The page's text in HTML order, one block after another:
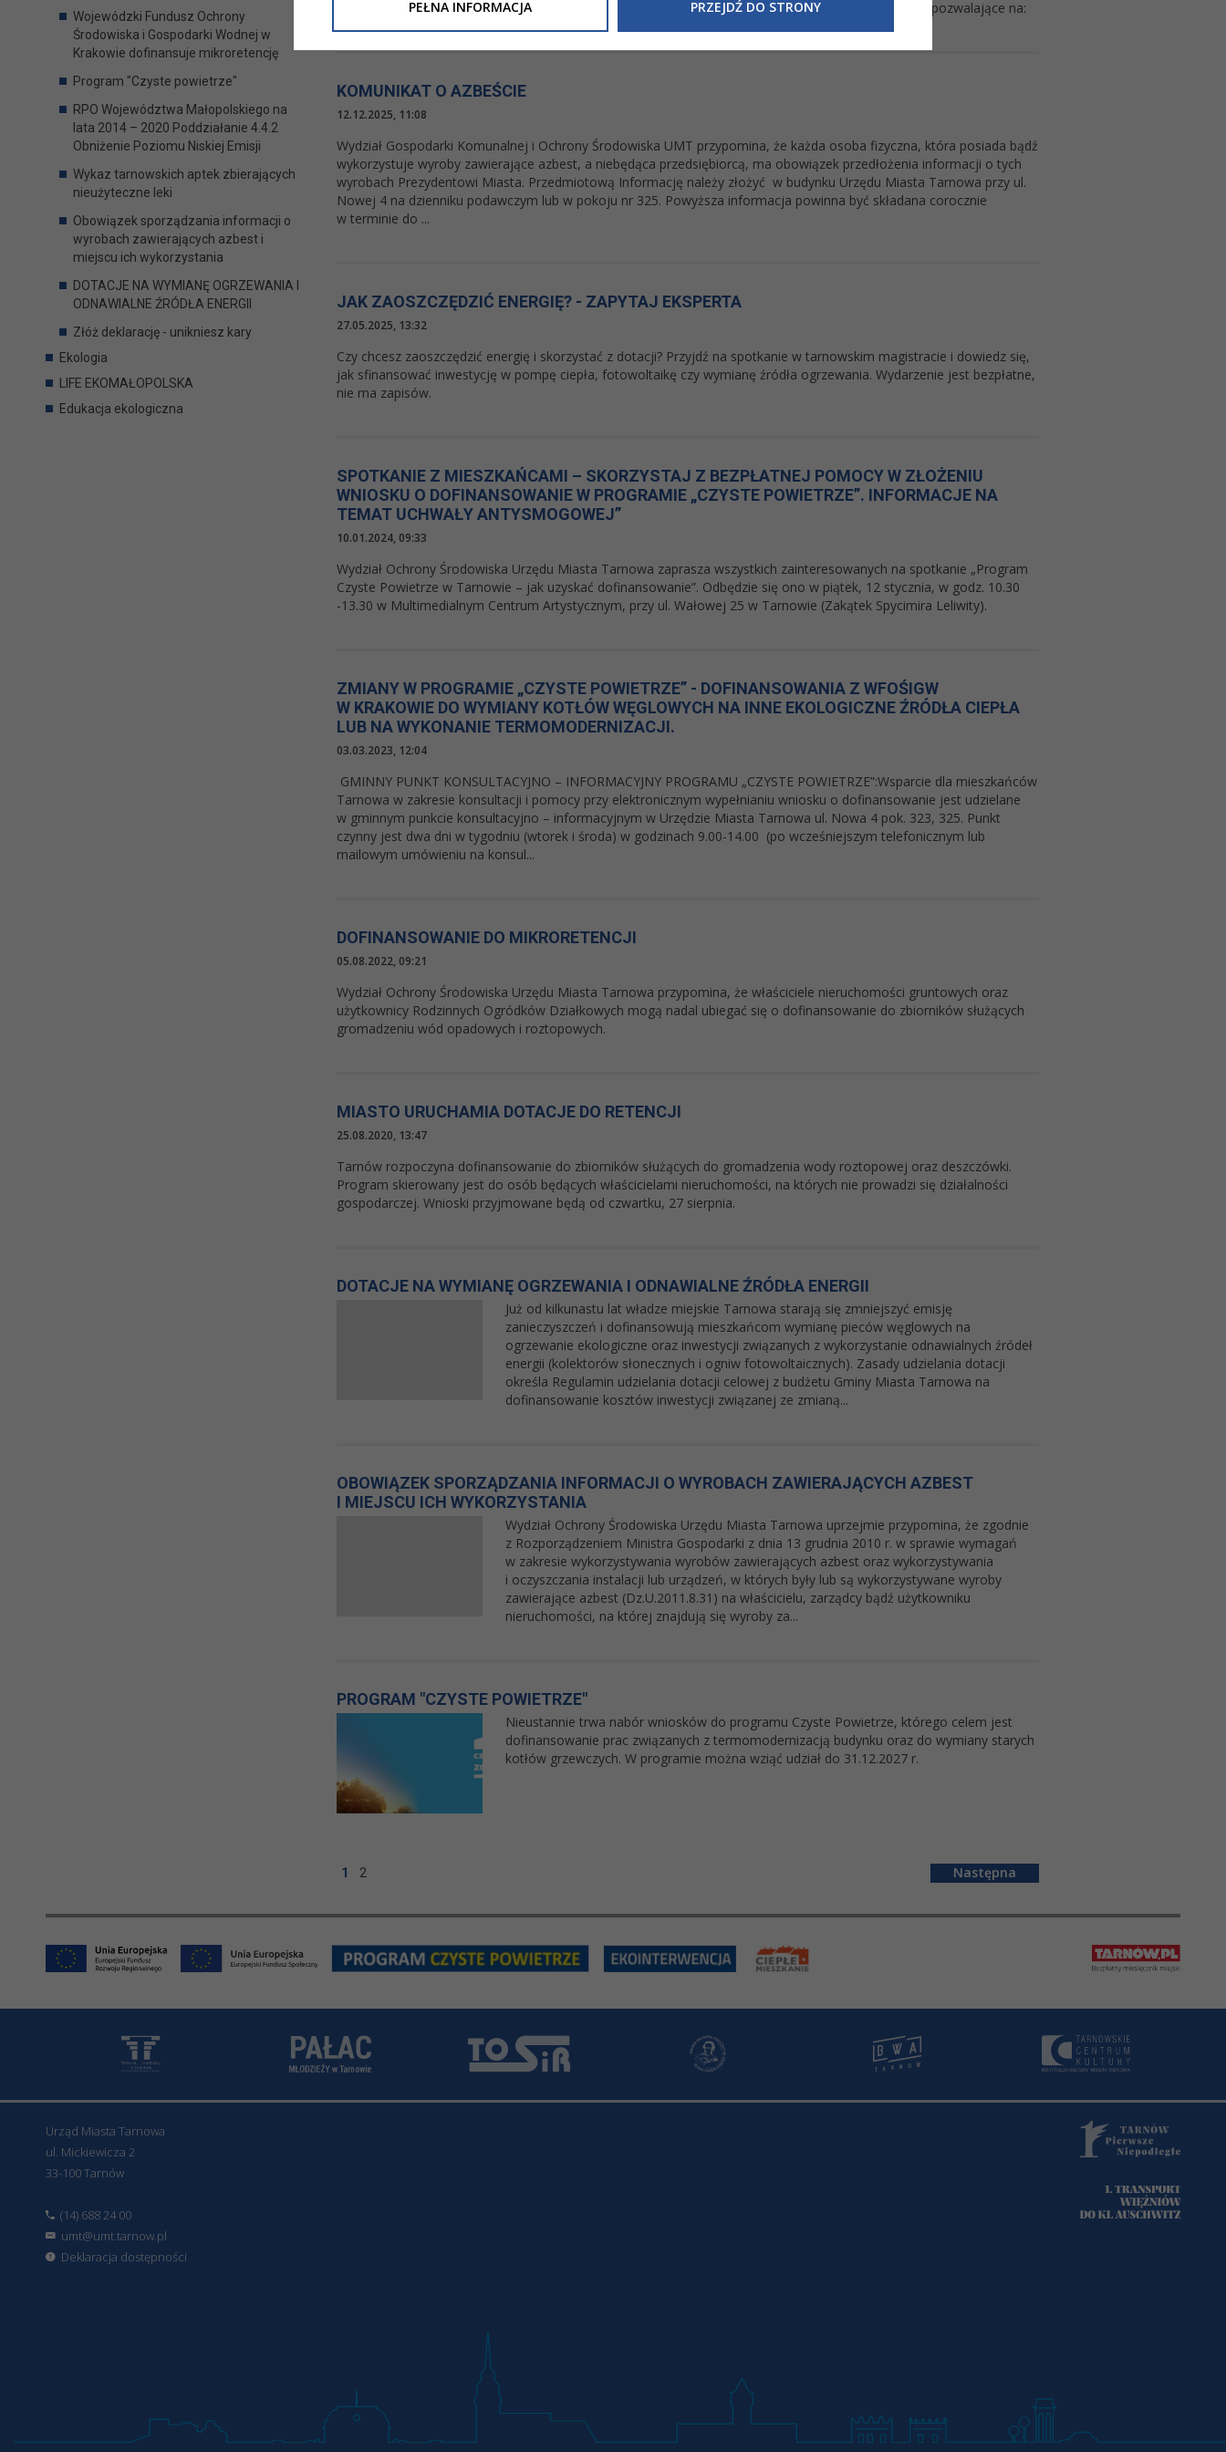
Wojewódzki Fundusz Ochrony
Środowiska i Gospodarki Wodnej w
Krakowie dofinansuje mikroretencję
Program "Czyste powietrze"
RPO Województwa Małopolskiego na
lata 2014 – 2020 Poddziałanie 4.4.2
Obniżenie Poziomu Niskiej Emisji
Wykaz tarnowskich aptek zbierających
nieużyteczne leki
Obowiązek sporządzania informacji o
wyrobach zawierających azbest i
miejscu ich wykorzystania
DOTACJE NA WYMIANĘ OGRZEWANIA I
ODNAWIALNE ŹRÓDŁA ENERGII
Złóż deklarację - unikniesz kary
Ekologia
LIFE EKOMAŁOPOLSKA
Edukacja ekologiczna
i wykorzystaniem wód opadowych. Dofinansowanie obejmuje działania pozwalające na:
KOMUNIKAT O AZBEŚCIE
12.12.2025, 11:08
Wydział Gospodarki Komunalnej i Ochrony Środowiska UMT przypomina, że każda osoba fizyczna, która posiada bądź
wykorzystuje wyroby zawierające azbest, a niebędąca przedsiębiorcą, ma obowiązek przedłożenia informacji o tych
wyrobach Prezydentowi Miasta. Przedmiotową Informację należy złożyć w budynku Urzędu Miasta Tarnowa przy ul.
Nowej 4 na dzienniku podawczym lub w pokoju nr 325. Powyższa informacja powinna być składana corocznie
w terminie do ...
JAK ZAOSZCZĘDZIĆ ENERGIĘ? - ZAPYTAJ EKSPERTA
27.05.2025, 13:32
Czy chcesz zaoszczędzić energię i skorzystać z dotacji? Przyjdź na spotkanie w tarnowskim magistracie i dowiedz się,
jak sfinansować inwestycję w pompę ciepła, fotowoltaikę czy wymianę źródła ogrzewania. Wydarzenie jest bezpłatne,
nie ma zapisów.
SPOTKANIE Z MIESZKAŃCAMI – SKORZYSTAJ Z BEZPŁATNEJ POMOCY W ZŁOŻENIU
WNIOSKU O DOFINANSOWANIE W PROGRAMIE „CZYSTE POWIETRZE”. INFORMACJE NA
TEMAT UCHWAŁY ANTYSMOGOWEJ”
10.01.2024, 09:33
Wydział Ochrony Środowiska Urzędu Miasta Tarnowa zaprasza wszystkich zainteresowanych na spotkanie „Program
Czyste Powietrze w Tarnowie – jak uzyskać dofinansowanie”. Odbędzie się ono w piątek, 12 stycznia, w godz. 10.30
-13.30 w Multimedialnym Centrum Artystycznym, przy ul. Wałowej 25 w Tarnowie (Zakątek Spycimira Leliwity).
ZMIANY W PROGRAMIE „CZYSTE POWIETRZE” - DOFINANSOWANIA Z WFOŚIGW
W KRAKOWIE DO WYMIANY KOTŁÓW WĘGLOWYCH NA INNE EKOLOGICZNE ŹRÓDŁA CIEPŁA
LUB NA WYKONANIE TERMOMODERNIZACJI.
03.03.2023, 12:04
GMINNY PUNKT KONSULTACYJNO – INFORMACYJNY PROGRAMU „CZYSTE POWIETRZE”:Wsparcie dla mieszkańców
Tarnowa w zakresie konsultacji i pomocy przy elektronicznym wypełnianiu wniosku o dofinansowanie jest udzielane
w gminnym punkcie konsultacyjno – informacyjnym w Urzędzie Miasta Tarnowa ul. Nowa 4 pok. 323, 325. Punkt
czynny jest dwa dni w tygodniu (wtorek i środa) w godzinach 9.00-14.00 (po wcześniejszym telefonicznym lub
mailowym umówieniu na konsul...
DOFINANSOWANIE DO MIKRORETENCJI
05.08.2022, 09:21
Wydział Ochrony Środowiska Urzędu Miasta Tarnowa przypomina, że właściciele nieruchomości gruntowych oraz
użytkownicy Rodzinnych Ogródków Działkowych mogą nadal ubiegać się o dofinansowanie do zbiorników służących
gromadzeniu wód opadowych i roztopowych.
MIASTO URUCHAMIA DOTACJE DO RETENCJI
25.08.2020, 13:47
Tarnów rozpoczyna dofinansowanie do zbiorników służących do gromadzenia wody roztopowej oraz deszczówki.
Program skierowany jest do osób będących właścicielami nieruchomości, na których nie prowadzi się działalności
gospodarczej. Wnioski przyjmowane będą od czwartku, 27 sierpnia.
DOTACJE NA WYMIANĘ OGRZEWANIA I ODNAWIALNE ŹRÓDŁA ENERGII
Już od kilkunastu lat władze miejskie Tarnowa starają się zmniejszyć emisję
zanieczyszczeń i dofinansowują mieszkańcom wymianę pieców węglowych na
ogrzewanie ekologiczne oraz inwestycji związanych z wykorzystanie odnawialnych źródeł
energii (kolektorów słonecznych i ogniw fotowoltaicznych). Zasady udzielania dotacji
określa Regulamin udzielania dotacji celowej z budżetu Gminy Miasta Tarnowa na
dofinansowanie kosztów inwestycji związanej ze zmianą...
OBOWIĄZEK SPORZĄDZANIA INFORMACJI O WYROBACH ZAWIERAJĄCYCH AZBEST
I MIEJSCU ICH WYKORZYSTANIA
Wydział Ochrony Środowiska Urzędu Miasta Tarnowa uprzejmie przypomina, że zgodnie
z Rozporządzeniem Ministra Gospodarki z dnia 13 grudnia 2010 r. w sprawie wymagań
w zakresie wykorzystywania wyrobów zawierających azbest oraz wykorzystywania
i oczyszczania instalacji lub urządzeń, w których były lub są wykorzystywane wyroby
zawierające azbest (Dz.U.2011.8.31) na właścicielu, zarządcy bądź użytkowniku
nieruchomości, na której znajdują się wyroby za...
PROGRAM "CZYSTE POWIETRZE"
Nieustannie trwa nabór wniosków do programu Czyste Powietrze, którego celem jest
dofinansowanie prac związanych z termomodernizacją budynku oraz do wymiany starych
kotłów grzewczych. W programie można wziąć udział do 31.12.2027 r.
1 2
Urząd Miasta Tarnowa
ul. Mickiewicza 2
33-100 Tarnów
(14) 688 24 00
umt@umt.tarnow.pl
Deklaracja dostępności
PEŁNA INFORMACJA PRZEJDŹ DO STRONY